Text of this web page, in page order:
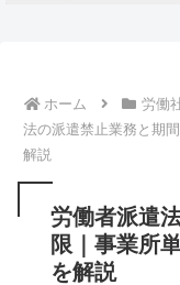
ホーム 労働
法の派遣禁止業務と期
解説
労働者派遣
限｜事業所
を解説